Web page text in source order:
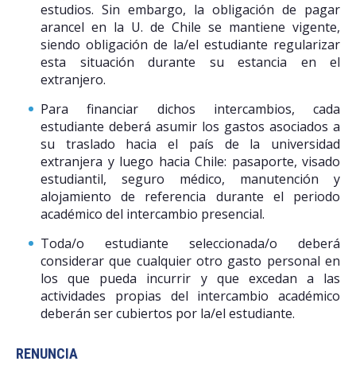
estudios. Sin embargo, la obligación de pagar
arancel en la U. de Chile se mantiene vigente,
siendo obligación de la/el estudiante regularizar
esta situación durante su estancia en el
extranjero.
Para financiar dichos intercambios, cada
estudiante deberá asumir los gastos asociados a
su traslado hacia el país de la universidad
extranjera y luego hacia Chile: pasaporte, visado
estudiantil, seguro médico, manutención y
alojamiento de referencia durante el periodo
académico del intercambio presencial.
Toda/o estudiante seleccionada/o deberá
considerar que cualquier otro gasto personal en
los que pueda incurrir y que excedan a las
actividades propias del intercambio académico
deberán ser cubiertos por la/el estudiante.
RENUNCIA